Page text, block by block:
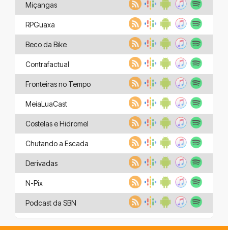
Miçangas
RPGuaxa
Beco da Bike
Contrafactual
Fronteiras no Tempo
MeiaLuaCast
Costelas e Hidromel
Chutando a Escada
Derivadas
N-Pix
Podcast da SBN